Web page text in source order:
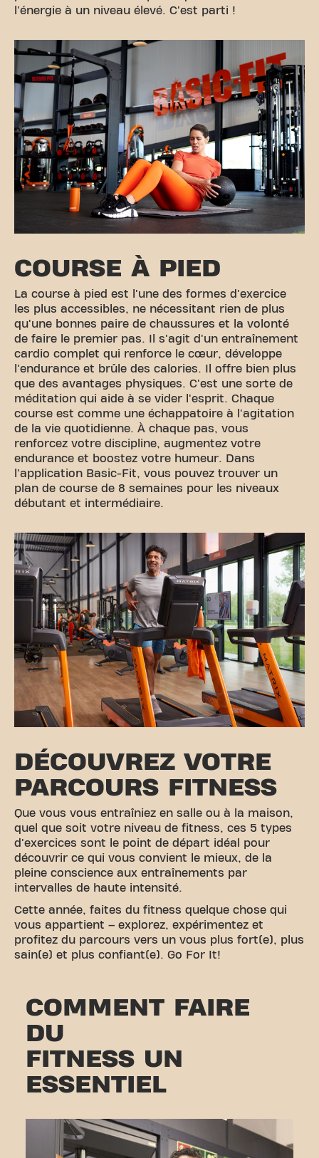
l'énergie à un niveau élevé. C'est parti !
COURSE À PIED
La course à pied est l'une des formes d'exercice
les plus accessibles, ne nécessitant rien de plus
qu'une bonnes paire de chaussures et la volonté
de faire le premier pas. Il s'agit d'un entraînement
cardio complet qui renforce le cœur, développe
l'endurance et brûle des calories. Il offre bien plus
que des avantages physiques. C'est une sorte de
méditation qui aide à se vider l'esprit. Chaque
course est comme une échappatoire à l'agitation
de la vie quotidienne. À chaque pas, vous
renforcez votre discipline, augmentez votre
endurance et boostez votre humeur. Dans
l'application Basic-Fit, vous pouvez trouver un
plan de course de 8 semaines pour les niveaux
débutant et intermédiaire.
DÉCOUVREZ VOTRE
PARCOURS FITNESS
Que vous vous entraîniez en salle ou à la maison,
quel que soit votre niveau de fitness, ces 5 types
d'exercices sont le point de départ idéal pour
découvrir ce qui vous convient le mieux, de la
pleine conscience aux entraînements par
intervalles de haute intensité.
Cette année, faites du fitness quelque chose qui
vous appartient – explorez, expérimentez et
profitez du parcours vers un vous plus fort(e), plus
sain(e) et plus confiant(e). Go For It!
COMMENT FAIRE
DU
FITNESS UN
ESSENTIEL